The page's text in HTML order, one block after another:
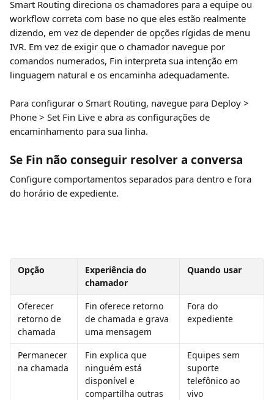
Smart Routing direciona os chamadores para a equipe ou
workflow correta com base no que eles estão realmente
dizendo, em vez de depender de opções rígidas de menu
IVR. Em vez de exigir que o chamador navegue por
comandos numerados, Fin interpreta sua intenção em
linguagem natural e os encaminha adequadamente.
Para configurar o Smart Routing, navegue para Deploy >
Phone > Set Fin Live e abra as configurações de
encaminhamento para sua linha.
Se Fin não conseguir resolver a conversa
Configure comportamentos separados para dentro e fora
do horário de expediente.
Opção
Experiência do
chamador
Quando usar
Oferecer
retorno de
chamada
Fin oferece retorno
de chamada e grava
uma mensagem
Fora do
expediente
Permanecer
na chamada
Fin explica que
ninguém está
disponível e
compartilha outras
Equipes sem
suporte
telefônico ao
vivo